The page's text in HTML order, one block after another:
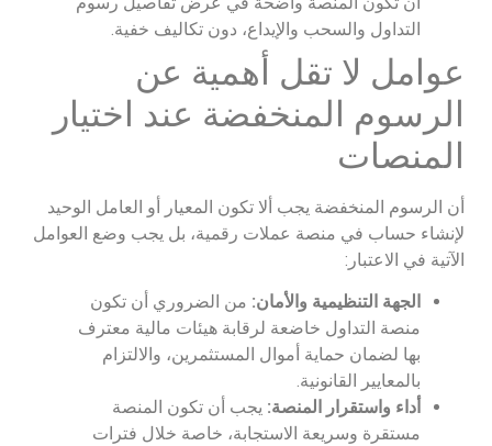
التداول والسحب والإيداع، دون تكاليف خفية.
عوامل لا تقل أهمية عن
الرسوم المنخفضة عند اختيار
المنصات
أن الرسوم المنخفضة يجب ألا تكون المعيار أو العامل الوحيد
لإنشاء حساب في منصة عملات رقمية، بل يجب وضع العوامل
الآتية في الاعتبار:
الجهة التنظيمية والأمان: من الضروري أن تكون
منصة التداول خاضعة لرقابة هيئات مالية معترف
بها لضمان حماية أموال المستثمرين، والالتزام
بالمعايير القانونية.
أداء واستقرار المنصة: يجب أن تكون المنصة
مستقرة وسريعة الاستجابة، خاصة خلال فترات